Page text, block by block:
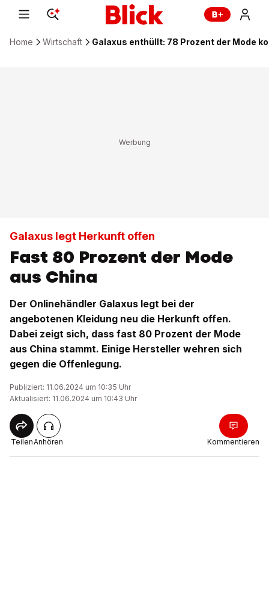
Home Wirtschaft Galaxus enthüllt: 78 Prozent der Mode
Galaxus legt Herkunft offen
Fast 80 Prozent der Mode
aus China
Der Onlinehändler Galaxus legt bei der
angebotenen Kleidung neu die Herkunft offen.
Dabei zeigt sich, dass fast 80 Prozent der Mode
aus China stammt. Einige Hersteller wehren sich
gegen die Offenlegung.
Publiziert: 11.06.2024 um 10:35 Uhr
Aktualisiert: 11.06.2024 um 10:43 Uhr
TeilenAnhören Kommentieren